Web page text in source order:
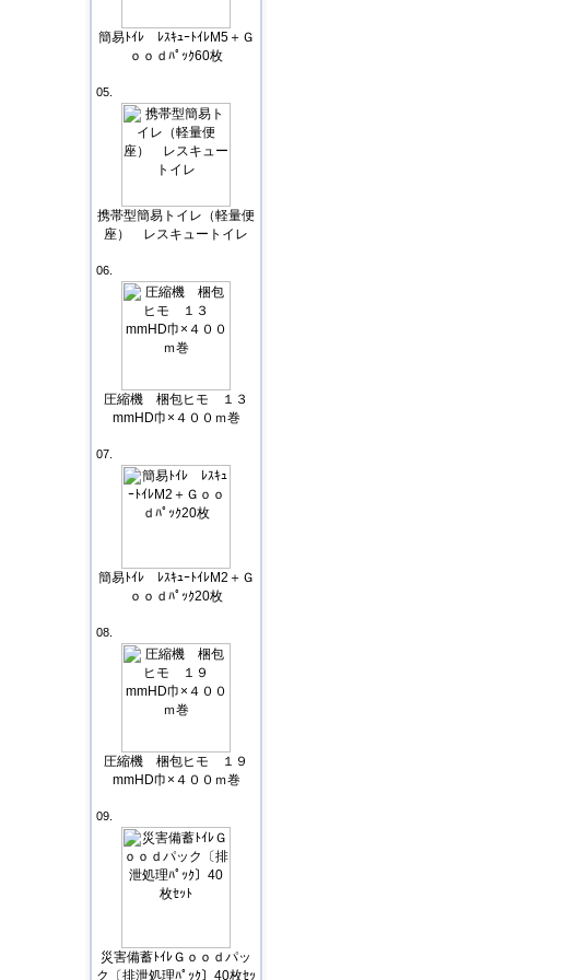
簡易ﾄｲﾚ ﾚｽｷｭｰﾄｲﾚM5＋Ｇ
ｏｏｄﾊﾟｯｸ60枚
05.
携帯型簡易トイレ（軽量便
座） レスキュートイレ
06.
圧縮機 梱包ヒモ １３
mmHD巾×４００ｍ巻
07.
簡易ﾄｲﾚ ﾚｽｷｭｰﾄｲﾚM2＋Ｇ
ｏｏｄﾊﾟｯｸ20枚
08.
圧縮機 梱包ヒモ １９
mmHD巾×４００ｍ巻
09.
災害備蓄ﾄｲﾚＧｏｏｄパッ
ク〔排泄処理ﾊﾟｯｸ〕40枚ｾｯ